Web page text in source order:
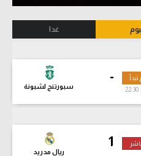
غدا
-
سبورتنج لشبونة
تبدأ
1
ريال مدريد